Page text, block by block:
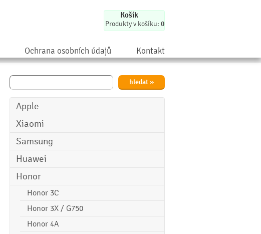
Košík
Produkty v košíku: 0
Ochrana osobních údajů Kontakt
Apple
Xiaomi
Samsung
Huawei
Honor
Honor 3C
Honor 3X / G750
Honor 4A